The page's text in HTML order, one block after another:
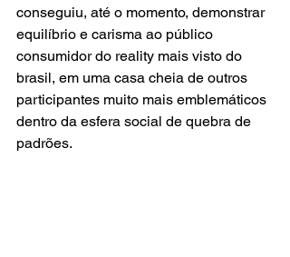
conseguiu, até o momento, demonstrar
equilíbrio e carisma ao público
consumidor do reality mais visto do
brasil, em uma casa cheia de outros
participantes muito mais emblemáticos
dentro da esfera social de quebra de
padrões.